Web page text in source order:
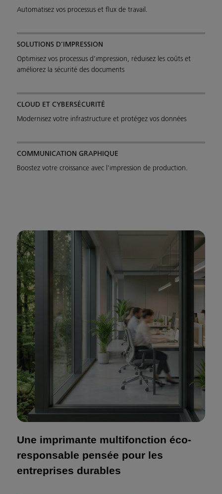
Automatisez vos processus et flux de travail.
SOLUTIONS D’IMPRESSION
Optimisez vos processus d’impression, réduisez les coûts et
améliorez la sécurité des documents
CLOUD ET CYBERSÉCURITÉ
Modernisez votre infrastructure et protégez vos données
COMMUNICATION GRAPHIQUE
Boostez votre croissance avec l'impression de production.
Une imprimante multifonction éco-
responsable pensée pour les
entreprises durables